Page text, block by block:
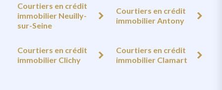
Courtiers en crédit
immobilier Neuilly-
sur-Seine
Courtiers en crédit
immobilier Antony
Courtiers en crédit
immobilier Clichy
Courtiers en crédit
immobilier Clamart